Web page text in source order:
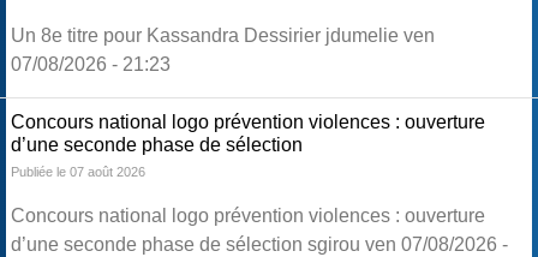
Un 8e titre pour Kassandra Dessirier jdumelie ven
07/08/2026 - 21:23
Concours national logo prévention violences : ouverture
d’une seconde phase de sélection
Publiée le 07 août 2026
Concours national logo prévention violences : ouverture
d’une seconde phase de sélection sgirou ven 07/08/2026 -